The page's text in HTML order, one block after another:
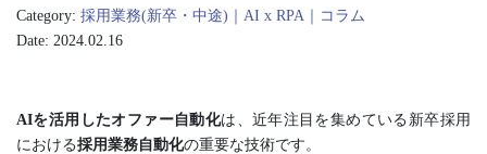
Category: 採用業務(新卒・中途)｜AI x RPA｜コラム
Date: 2024.02.16
AIを活用したオファー自動化は、近年注目を集めている新卒採用
における採用業務自動化の重要な技術です。